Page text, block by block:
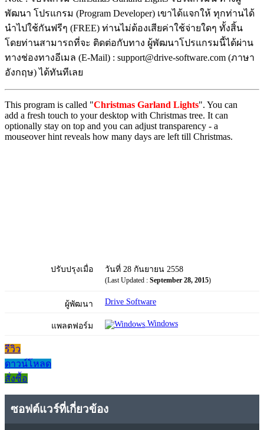
พัฒนา โปรแกรม (Program Developer) เขาได้แจกให้ ทุกท่านได้
นำไปใช้กันฟรีๆ (FREE) ท่านไม่ต้องเสียค่าใช้จ่ายใดๆ ทั้งสิ้น
โดยท่านสามารถที่จะ ติดต่อกับทาง ผู้พัฒนาโปรแกรมนี้ได้ผ่าน
ทางช่องทางอีเมล (E-Mail) : support@drive-software.com (ภาษา
อังกฤษ) ได้ทันทีเลย
This program is called "Christmas Garland Lights". You can
add a fresh touch to your desktop with Christmas tree. It can
optionally stay on top and you can adjust transparency - a
mouseover hint reveals how many days are left till Christmas.
ปรับปรุงเมื่อ วันที่ 28 กันยายน 2558
(Last Updated : September 28, 2015)
ผู้พัฒนา Drive Software
แพลตฟอร์ม Windows
รีวิว
ดาวน์โหลด
สั่งซื้อ
ซอฟต์แวร์ที่เกี่ยวข้อง